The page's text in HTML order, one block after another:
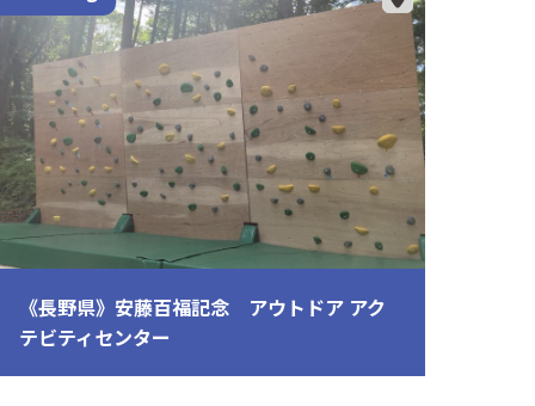
《長野県》安藤百福記念 アウトドア アク
テビティセンター